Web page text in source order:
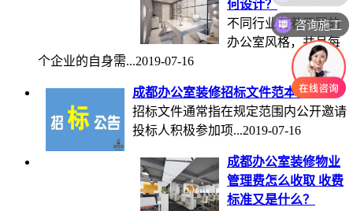
何设计？
不同行业有着不同的
办公室风格，并且每
个企业的自身需...2019-07-16
成都办公室装修招标文件范本模板
招标文件通常指在规定范围内公开邀请
投标人积极参加项...2019-07-16
成都办公室装修物业
管理费怎么收取 收费
标准又是什么？
咨询施工